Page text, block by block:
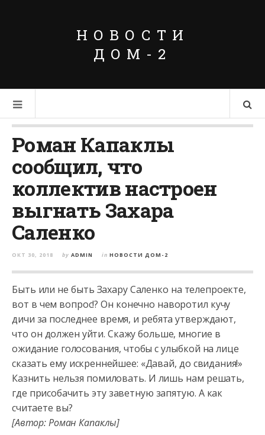
НОВОСТИ
ДОМ-2
Роман Капаклы
сообщил, что
коллектив настроен
выгнать Захара
Саленко
ОКТ 30, 2018 by ADMIN in НОВОСТИ ДОМ-2
Быть или не быть Захару Саленко на телепроекте,
вот в чем вопрос!? Он конечно наворотил кучу
дичи за последнее время, и ребята утверждают,
что он должен уйти. Скажу больше, многие в
ожидание голосования, чтобы с улыбкой на лице
сказать ему искреннейшее: «Давай, до свидания!»
Казнить нельзя помиловать. И лишь нам решать,
где присобачить эту заветную запятую. А как
считаете вы?
[Автор: Роман Капаклы]